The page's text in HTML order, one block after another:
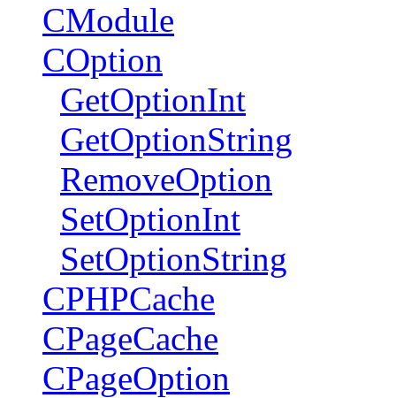
CModule
COption
GetOptionInt
GetOptionString
RemoveOption
SetOptionInt
SetOptionString
CPHPCache
CPageCache
CPageOption